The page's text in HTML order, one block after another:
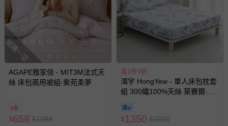
預購商品：預購為海外同步代購，遇缺貨即會通知媽咪並協
助取消退款事宜。
商品如因「價格、組合」等錯誤原因，導致無法安排出貨，
會主動以簡訊及mail通知訂單取消事宜，並將提供適當補
償。
搶購一空
AGAPE雅家倍 - MIT3M法式天
絲 床包兩用被組-紫苑柔夢
6折
$658 $1099
滿1件9折
鴻宇 HongYew - 單人床包枕套
組 300織100%天絲 萊賽爾-伊
$1350 $2000